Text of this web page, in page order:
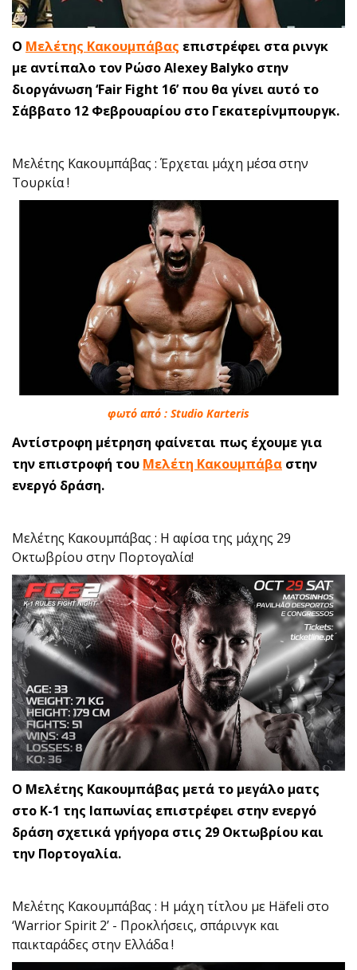
O Μελέτης Κακουμπάβας επιστρέφει στα ρινγκ
με αντίπαλο τον Ρώσο Alexey Balyko στην
διοργάνωση ‘Fair Fight 16’ που θα γίνει αυτό το
Σάββατο 12 Φεβρουαρίου στο Γεκατερίνμπουργκ.
Μελέτης Κακουμπάβας : Έρχεται μάχη μέσα στην
Τουρκία !
φωτό από : Studio Karteris
Αντίστροφη μέτρηση φαίνεται πως έχουμε για
την επιστροφή του Μελέτη Κακουμπάβα στην
ενεργό δράση.
Μελέτης Κακουμπάβας : Η αφίσα της μάχης 29
Οκτωβρίου στην Πορτογαλία!
Ο Μελέτης Κακουμπάβας μετά το μεγάλο ματς
στο Κ-1 της Ιαπωνίας επιστρέφει στην ενεργό
δράση σχετικά γρήγορα στις 29 Οκτωβρίου και
την Πορτογαλία.
Μελέτης Κακουμπάβας : Η μάχη τίτλου με Häfeli στο
‘Warrior Spirit 2’ - Προκλήσεις, σπάρινγκ και
παικταράδες στην Ελλάδα !